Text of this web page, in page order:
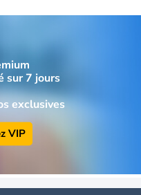
sur 7 jours
exclusives
VIP